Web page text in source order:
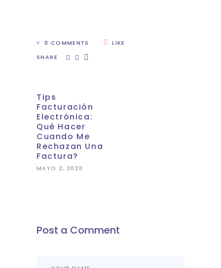
0 COMMENTS
LIKE
SHARE
Tips
Facturación
Electrónica:
Qué Hacer
Cuando Me
Rechazan Una
Factura?
MAYO 2, 2020
Post a Comment